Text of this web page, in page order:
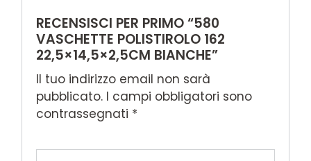
RECENSISCI PER PRIMO “580
VASCHETTE POLISTIROLO 162
22,5×14,5×2,5CM BIANCHE”
Il tuo indirizzo email non sarà
pubblicato. I campi obbligatori sono
contrassegnati *